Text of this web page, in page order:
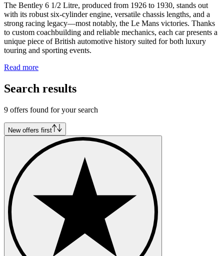
The Bentley 6 1/2 Litre, produced from 1926 to 1930, stands out
with its robust six-cylinder engine, versatile chassis lengths, and a
strong racing legacy—most notably, the Le Mans victories. Thanks
to custom coachbuilding and reliable mechanics, each car presents a
unique piece of British automotive history suited for both luxury
touring and sporting events.
Read more
Search results
9 offers found for your search
New offers first